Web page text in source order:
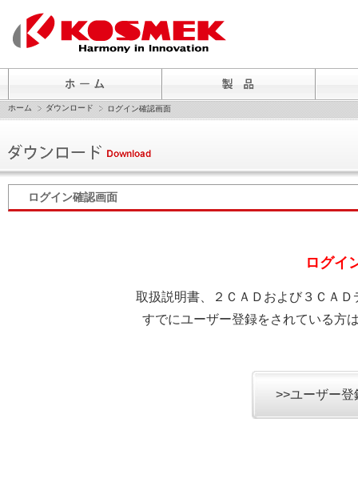
ホーム ダウンロード ログイン確認画面
ログイン確認画面
ログイ
取扱説明書、２ＣＡＤおよび３ＣＡ
すでにユーザー登録をされている方
>>ユーザー